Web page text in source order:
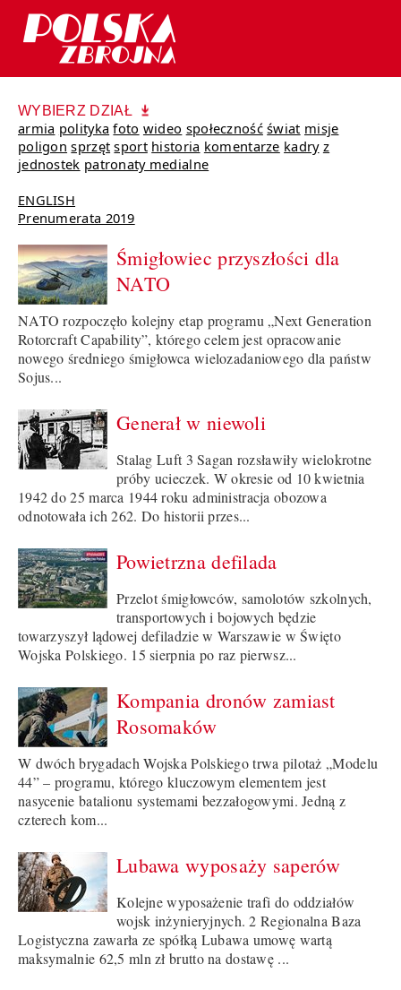
WYBIERZ DZIAŁ
armia polityka foto wideo społeczność świat misje
poligon sprzęt sport historia komentarze kadry z
jednostek patronaty medialne
ENGLISH
Prenumerata 2019
Śmigłowiec przyszłości dla
NATO
NATO rozpoczęło kolejny etap programu „Next Generation
Rotorcraft Capability”, którego celem jest opracowanie
nowego średniego śmigłowca wielozadaniowego dla państw
Sojus...
Generał w niewoli
Stalag Luft 3 Sagan rozsławiły wielokrotne
próby ucieczek. W okresie od 10 kwietnia
1942 do 25 marca 1944 roku administracja obozowa
odnotowała ich 262. Do historii przes...
Powietrzna defilada
Przelot śmigłowców, samolotów szkolnych,
transportowych i bojowych będzie
towarzyszył lądowej defiladzie w Warszawie w Święto
Wojska Polskiego. 15 sierpnia po raz pierwsz...
Kompania dronów zamiast
Rosomaków
W dwóch brygadach Wojska Polskiego trwa pilotaż „Modelu
44” – programu, którego kluczowym elementem jest
nasycenie batalionu systemami bezzałogowymi. Jedną z
czterech kom...
Lubawa wyposaży saperów
Kolejne wyposażenie trafi do oddziałów
wojsk inżynieryjnych. 2 Regionalna Baza
Logistyczna zawarła ze spółką Lubawa umowę wartą
maksymalnie 62,5 mln zł brutto na dostawę ...